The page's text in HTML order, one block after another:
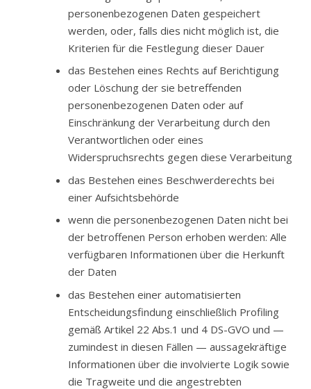
personenbezogenen Daten gespeichert
werden, oder, falls dies nicht möglich ist, die
Kriterien für die Festlegung dieser Dauer
das Bestehen eines Rechts auf Berichtigung
oder Löschung der sie betreffenden
personenbezogenen Daten oder auf
Einschränkung der Verarbeitung durch den
Verantwortlichen oder eines
Widerspruchsrechts gegen diese Verarbeitung
das Bestehen eines Beschwerderechts bei
einer Aufsichtsbehörde
wenn die personenbezogenen Daten nicht bei
der betroffenen Person erhoben werden: Alle
verfügbaren Informationen über die Herkunft
der Daten
das Bestehen einer automatisierten
Entscheidungsfindung einschließlich Profiling
gemäß Artikel 22 Abs.1 und 4 DS-GVO und —
zumindest in diesen Fällen — aussagekräftige
Informationen über die involvierte Logik sowie
die Tragweite und die angestrebten